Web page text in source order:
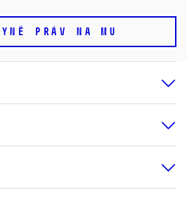
PRÁV NA MU